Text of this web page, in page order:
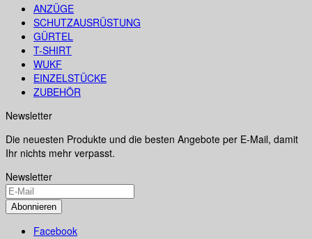
ANZÜGE
SCHUTZAUSRÜSTUNG
GÜRTEL
T-SHIRT
WUKF
EINZELSTÜCKE
ZUBEHÖR
Newsletter
Die neuesten Produkte und die besten Angebote per E-Mail, damit
Ihr nichts mehr verpasst.
Newsletter
Abonnieren
Facebook